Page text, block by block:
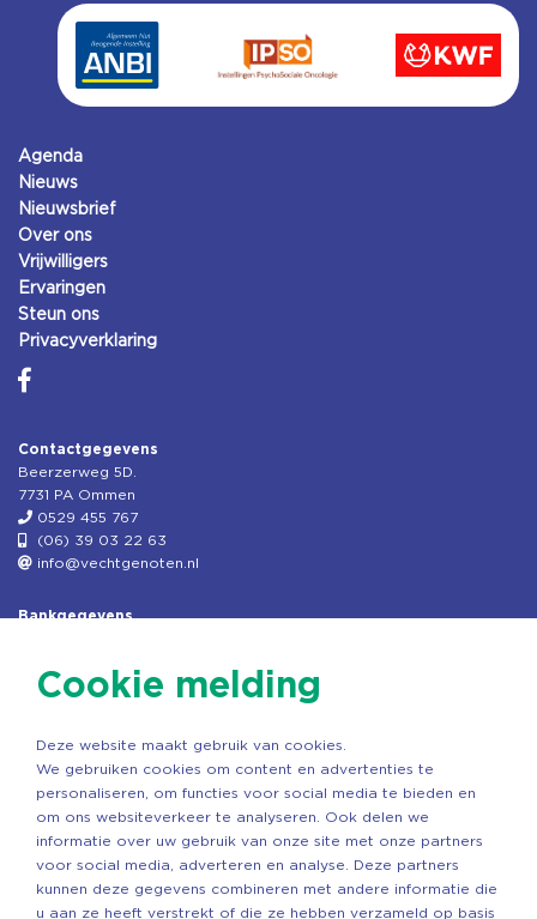
Agenda
Nieuws
Nieuwsbrief
Over ons
Vrijwilligers
Ervaringen
Steun ons
Privacyverklaring
Contactgegevens
Beerzerweg 5D.
7731 PA Ommen
0529 455 767
(06) 39 03 22 63
info@vechtgenoten.nl
Bankgegevens
Rek.nr: NL85RABO0127579230
Copyright ©2026 Vechtgenoten
Cookie melding
Deze website maakt gebruik van cookies.
We gebruiken cookies om content en advertenties te
personaliseren, om functies voor social media te bieden en
om ons websiteverkeer te analyseren. Ook delen we
informatie over uw gebruik van onze site met onze partners
voor social media, adverteren en analyse. Deze partners
kunnen deze gegevens combineren met andere informatie die
u aan ze heeft verstrekt of die ze hebben verzameld op basis